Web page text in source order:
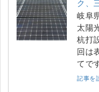
ク、
岐阜
太陽
杭打
回は
てで
記事を